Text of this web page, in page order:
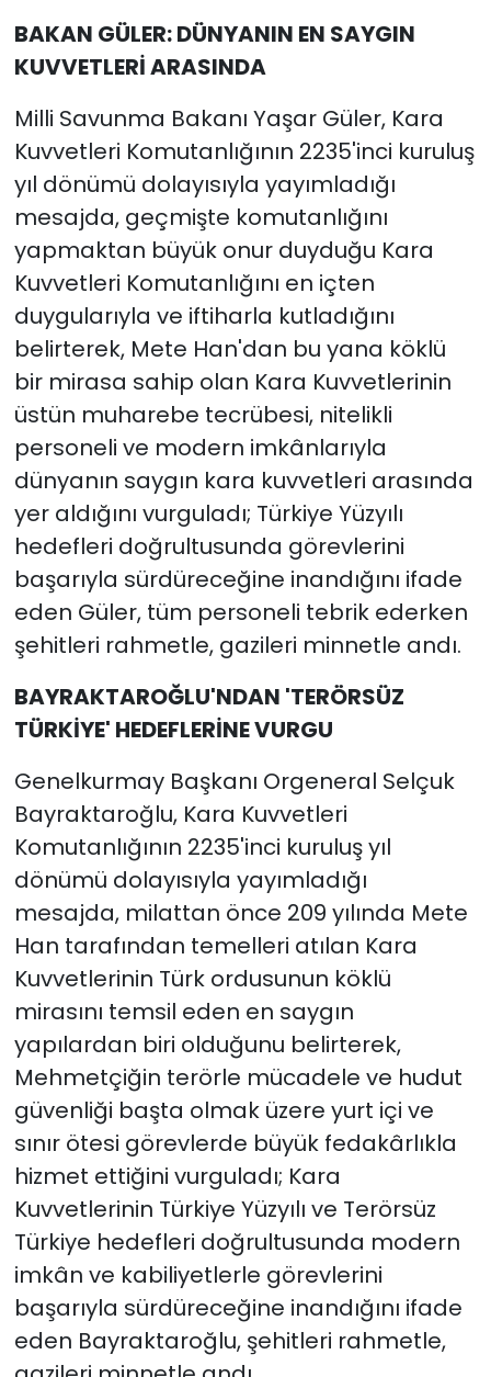
BAKAN GÜLER: DÜNYANIN EN SAYGIN
KUVVETLERİ ARASINDA
Milli Savunma Bakanı Yaşar Güler, Kara
Kuvvetleri Komutanlığının 2235'inci kuruluş
yıl dönümü dolayısıyla yayımladığı
mesajda, geçmişte komutanlığını
yapmaktan büyük onur duyduğu Kara
Kuvvetleri Komutanlığını en içten
duygularıyla ve iftiharla kutladığını
belirterek, Mete Han'dan bu yana köklü
bir mirasa sahip olan Kara Kuvvetlerinin
üstün muharebe tecrübesi, nitelikli
personeli ve modern imkânlarıyla
dünyanın saygın kara kuvvetleri arasında
yer aldığını vurguladı; Türkiye Yüzyılı
hedefleri doğrultusunda görevlerini
başarıyla sürdüreceğine inandığını ifade
eden Güler, tüm personeli tebrik ederken
şehitleri rahmetle, gazileri minnetle andı.
BAYRAKTAROĞLU'NDAN 'TERÖRSÜZ
TÜRKİYE' HEDEFLERİNE VURGU
Genelkurmay Başkanı Orgeneral Selçuk
Bayraktaroğlu, Kara Kuvvetleri
Komutanlığının 2235'inci kuruluş yıl
dönümü dolayısıyla yayımladığı
mesajda, milattan önce 209 yılında Mete
Han tarafından temelleri atılan Kara
Kuvvetlerinin Türk ordusunun köklü
mirasını temsil eden en saygın
yapılardan biri olduğunu belirterek,
Mehmetçiğin terörle mücadele ve hudut
güvenliği başta olmak üzere yurt içi ve
sınır ötesi görevlerde büyük fedakârlıkla
hizmet ettiğini vurguladı; Kara
Kuvvetlerinin Türkiye Yüzyılı ve Terörsüz
Türkiye hedefleri doğrultusunda modern
imkân ve kabiliyetlerle görevlerini
başarıyla sürdüreceğine inandığını ifade
eden Bayraktaroğlu, şehitleri rahmetle,